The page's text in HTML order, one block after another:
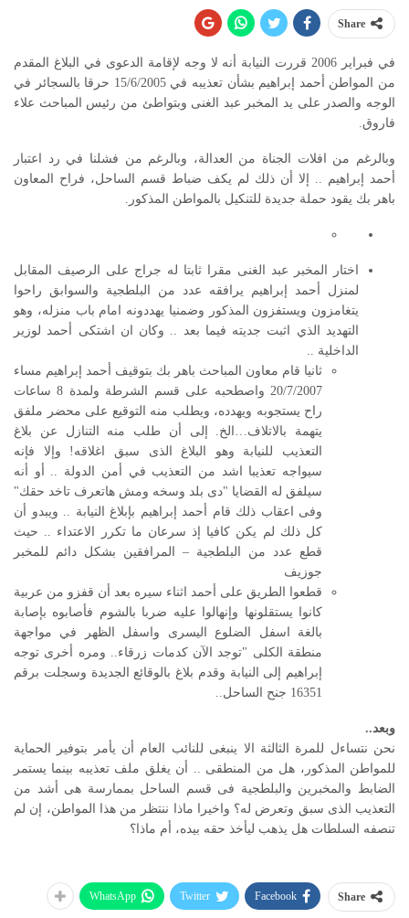
Share
في فبراير 2006 قررت النيابة أنه لا وجه لإقامة الدعوى في البلاغ المقدم
من المواطن أحمد إبراهيم بشأن تعذيبه في 15/6/2005 حرقا بالسجائر في
الوجه والصدر على يد المخبر عبد الغنى وبتواطئ من رئيس المباحث علاء
فاروق.
وبالرغم من افلات الجناة من العدالة، وبالرغم من فشلنا في رد اعتبار
أحمد إبراهيم .. إلا أن ذلك لم يكف ضباط قسم الساحل، فراح المعاون
باهر بك يقود حملة جديدة للتنكيل بالمواطن المذكور.
اختار المخبر عبد الغنى مقرا ثابتا له جراج على الرصيف المقابل
لمنزل أحمد إبراهيم يرافقه عدد من البلطجية والسوابق راحوا
يتغامزون ويستفزون المذكور وضمنيا يهددونه امام باب منزله، وهو
التهديد الذي اثبت جديته فيما بعد .. وكان ان اشتكى أحمد لوزير
الداخلية ..
ثانيا قام معاون المباحث باهر بك بتوقيف أحمد إبراهيم مساء
20/7/2007 واصطحبه على قسم الشرطة ولمدة 8 ساعات
راح يستجوبه ويهدده، ويطلب منه التوقيع على محضر ملفق
يتهمة بالاتلاف…الخ. إلى أن طلب منه التنازل عن بلاغ
التعذيب للنيابة وهو البلاغ الذى سبق اغلاقه! وإلا فإنه
سيواجه تعذيبا اشد من التعذيب في أمن الدولة .. أو أنه
سيلفق له القضايا "دى بلد وسخه ومش هاتعرف تاخد حقك"
وفى اعقاب ذلك قام أحمد إبراهيم بإبلاغ النيابة .. ويبدو أن
كل ذلك لم يكن كافيا إذ سرعان ما تكرر الاعتداء .. حيث
قطع عدد من البلطجية – المرافقين بشكل دائم للمخبر
جوزيف
قطعوا الطريق على أحمد اثناء سيره بعد أن قفزو من عربية
كانوا يستقلونها وإنهالوا عليه ضربا بالشوم فأصابوه بإصابة
بالغة اسفل الضلوع اليسرى واسفل الظهر في مواجهة
منطقة الكلى "توجد الآن كدمات زرقاء.. ومره أخرى توجه
إبراهيم إلى النيابة وقدم بلاغ بالوقائع الجديدة وسجلت برقم
16351 جنح الساحل..
وبعد..
نحن نتساءل للمرة الثالثة الا ينبغى للنائب العام أن يأمر بتوفير الحماية
للمواطن المذكور، هل من المنطقى .. أن يغلق ملف تعذيبه بينما يستمر
الضابط والمخبرين والبلطجية فى قسم الساحل بممارسة هى أشد من
التعذيب الذى سبق وتعرض له؟ واخيرا ماذا ننتظر من هذا المواطن، إن لم
تنصفه السلطات هل يذهب ليأخذ حقه بيده، أم ماذا؟
Share
Facebook
Twitter
WhatsApp